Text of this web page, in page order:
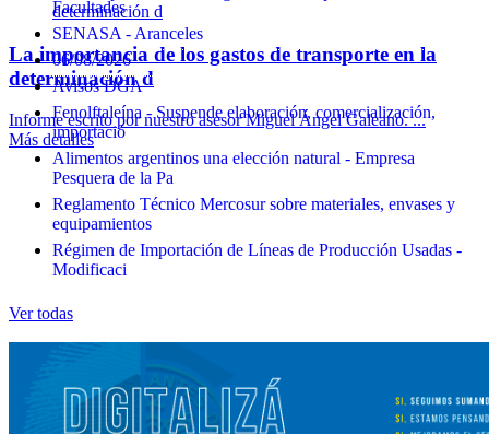
La importancia de los gastos de transporte en la
determinación d
Informe escrito por nuestro asesor Miguel Ángel Galeano. ...
Más detalles
Facultades
SENASA - Aranceles
06/08/2026
Avisos DGA
Fenolftaleína - Suspende elaboración, comercialización,
importació
Alimentos argentinos una elección natural - Empresa
Pesquera de la Pa
Reglamento Técnico Mercosur sobre materiales, envases y
equipamientos
Régimen de Importación de Líneas de Producción Usadas -
Modificaci
Ver todas